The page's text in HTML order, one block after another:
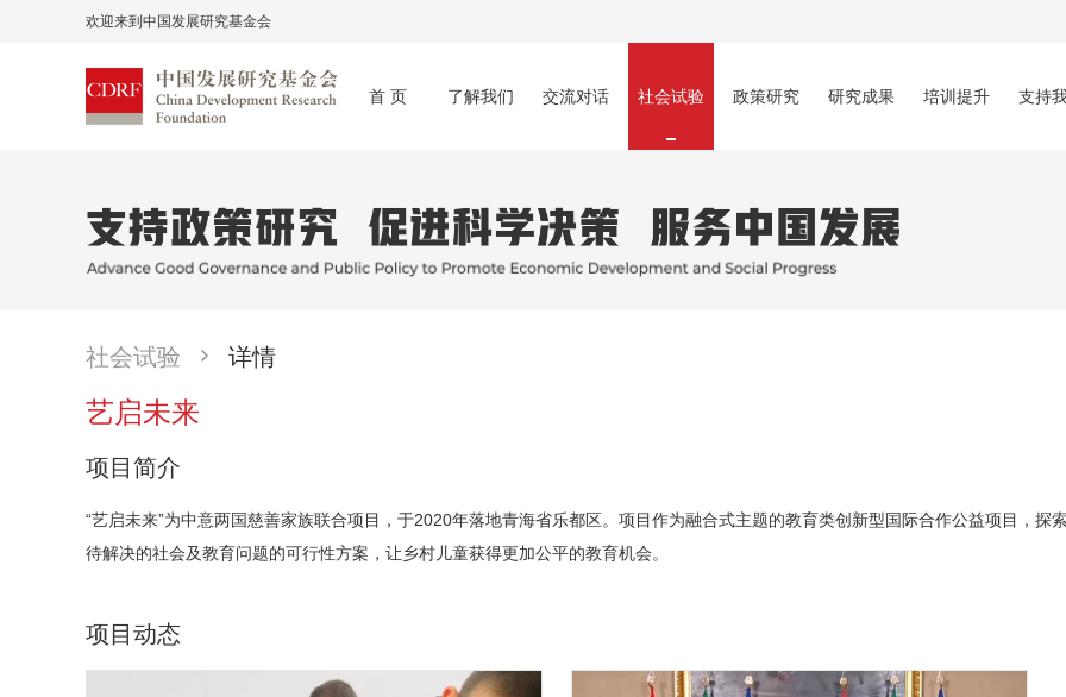
欢迎来到中国发展研究基金会
首 页 了解我们 交流对话 社会试验 政策研究 研究成果 培训提升 支持
社会试验 详情
艺启未来
项目简介
“艺启未来”为中意两国慈善家族联合项目，于2020年落地青海省乐都区。项目作为融合式主题的教育类创新型国际合作公益项目，
待解决的社会及教育问题的可行性方案，让乡村儿童获得更加公平的教育机会。
项目动态